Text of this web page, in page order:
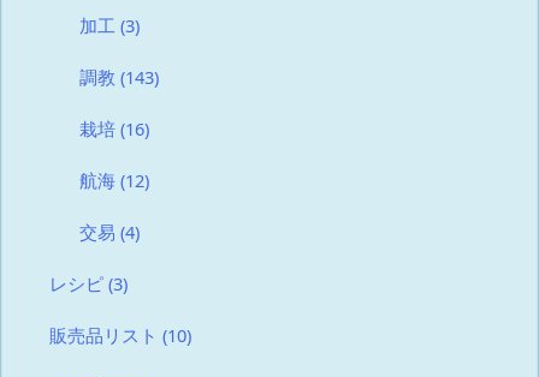
加工 (3)
調教 (143)
栽培 (16)
航海 (12)
交易 (4)
レシピ (3)
販売品リスト (10)